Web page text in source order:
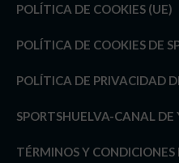
POLÍTICA DE COOKIES (UE)
POLÍTICA DE COOKIES DE
POLÍTICA DE PRIVACIDAD
SPORTSHUELVA-CANAL DE
TÉRMINOS Y CONDICIONES